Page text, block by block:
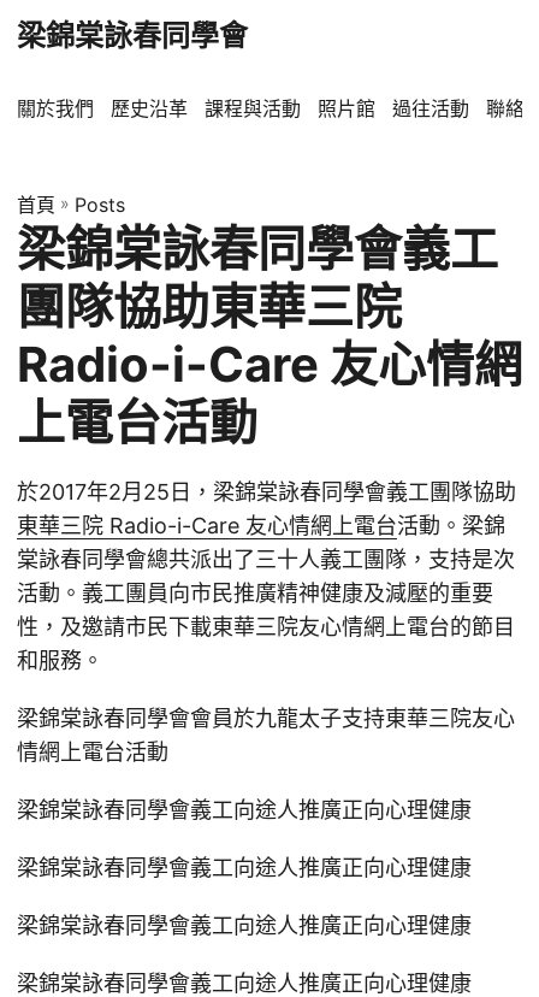
梁錦棠詠春同學會
關於我們 歷史沿革 課程與活動 照片館 過往活動 聯絡
首頁 » Posts
梁錦棠詠春同學會義工
團隊協助東華三院
Radio-i-Care 友心情網
上電台活動
於2017年2月25日，梁錦棠詠春同學會義工團隊協助
東華三院 Radio-i-Care 友心情網上電台活動。梁錦
棠詠春同學會總共派出了三十人義工團隊，支持是次
活動。義工團員向市民推廣精神健康及減壓的重要
性，及邀請市民下載東華三院友心情網上電台的節目
和服務。
梁錦棠詠春同學會會員於九龍太子支持東華三院友心
情網上電台活動
梁錦棠詠春同學會義工向途人推廣正向心理健康
梁錦棠詠春同學會義工向途人推廣正向心理健康
梁錦棠詠春同學會義工向途人推廣正向心理健康
梁錦棠詠春同學會義工向途人推廣正向心理健康